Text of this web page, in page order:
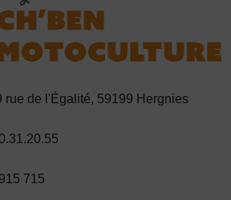
rue de l'Égalité, 59199 Hergnies
715